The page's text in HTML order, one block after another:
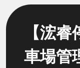
【浤
車場管